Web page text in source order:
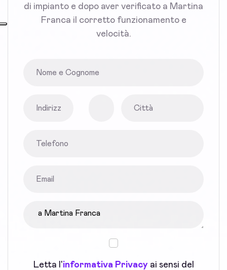
di impianto e dopo aver verificato a Martina
Franca il corretto funzionamento e
velocità.
Letta l'informativa Privacyai sensi del